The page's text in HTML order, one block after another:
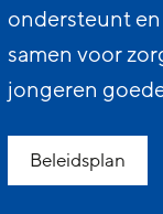
ondersteunt
samen voor
jongeren
Beleidsplan